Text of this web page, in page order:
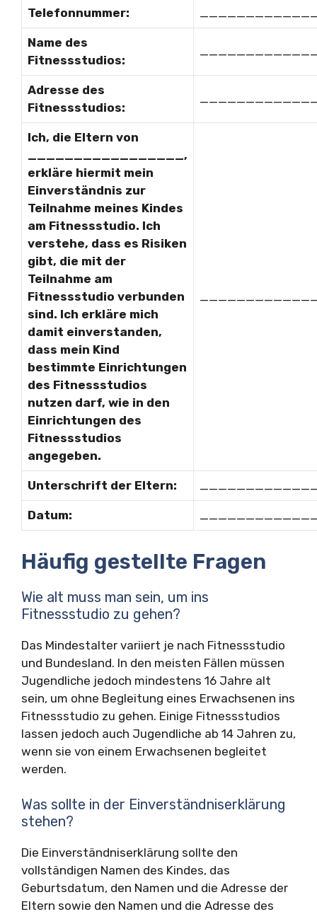
Telefonnummer:
Name des
Fitnessstudios:
Adresse des
Fitnessstudios:
Ich, die Eltern von
_________________,
erkläre hiermit mein
Einverständnis zur
Teilnahme meines Kindes
am Fitnessstudio. Ich
verstehe, dass es Risiken
gibt, die mit der
Teilnahme am
Fitnessstudio verbunden
sind. Ich erkläre mich
damit einverstanden,
dass mein Kind
bestimmte Einrichtungen
des Fitnessstudios
nutzen darf, wie in den
Einrichtungen des
Fitnessstudios
angegeben.
Unterschrift der Eltern:
Datum:
Häufig gestellte Fragen
Wie alt muss man sein, um ins
Fitnessstudio zu gehen?
Das Mindestalter variiert je nach Fitnessstudio
und Bundesland. In den meisten Fällen müssen
Jugendliche jedoch mindestens 16 Jahre alt
sein, um ohne Begleitung eines Erwachsenen ins
Fitnessstudio zu gehen. Einige Fitnessstudios
lassen jedoch auch Jugendliche ab 14 Jahren zu,
wenn sie von einem Erwachsenen begleitet
werden.
Was sollte in der Einverständniserklärung
stehen?
Die Einverständniserklärung sollte den
vollständigen Namen des Kindes, das
Geburtsdatum, den Namen und die Adresse der
Eltern sowie den Namen und die Adresse des